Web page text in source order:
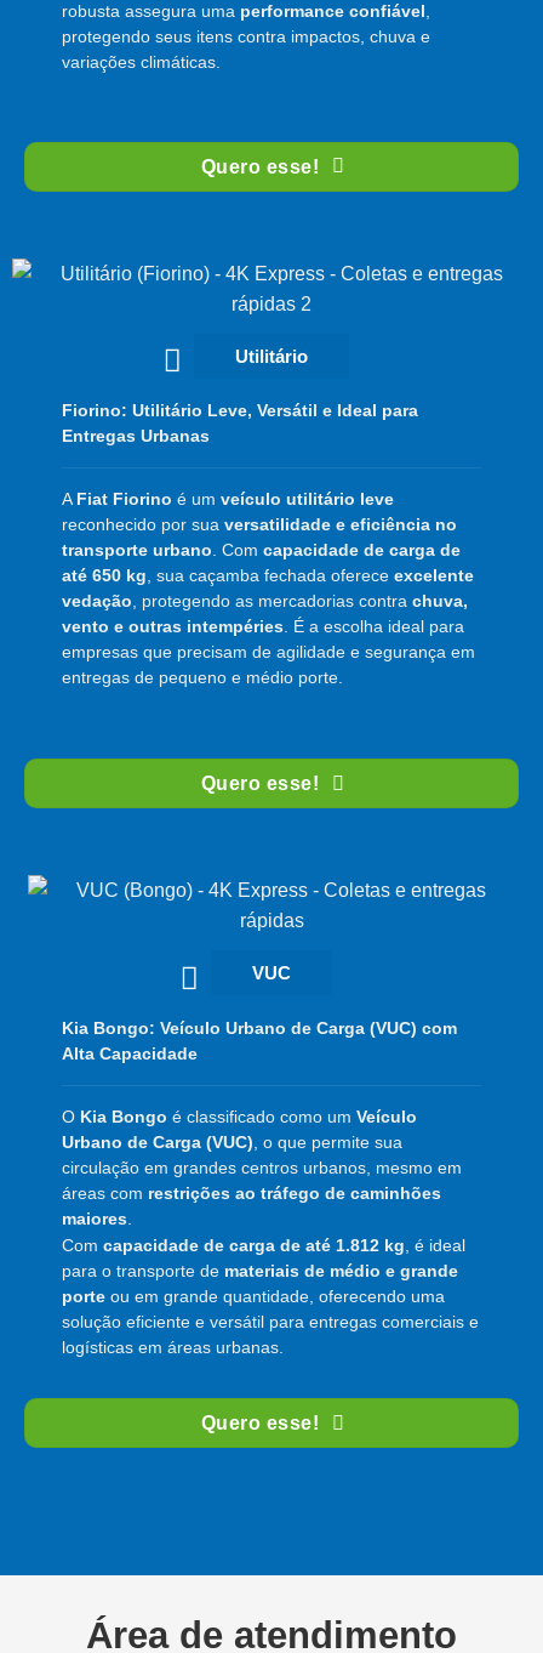
robusta assegura uma performance confiável
protegendo seus itens contra impactos, chuva e
variações climáticas.
Quero esse!
Utilitário
Fiorino: Utilitário Leve, Versátil e Ideal para
Entregas Urbanas
A Fiat Fiorino é umveículo utilitário leve
reconhecido por suaversatilidade e eficiência no
transporte urbano. Comcapacidade de carga de
até 650 kg, sua caçamba fechada ofereceexcelente
vedação, protegendo as mercadorias contrachuva,
vento e outras intempéries. É a escolha ideal para
empresas que precisam de agilidade e segurança em
entregas de pequeno e médio porte.
Quero esse!
VUC
Kia Bongo: Veículo Urbano de Carga (VUC) com
Alta Capacidade
O Kia Bongo é classificado como umVeículo
Urbano de Carga (VUC) , o que permite sua
circulação em grandes centros urbanos, mesmo em
áreas com restrições ao tráfego de caminhões
maiores
Comcapacidade de carga de até 1.812 kg, é ideal
para o transporte de materiais de médio e grande
porte ou em grande quantidade, oferecendo uma
solução eficiente e versátil para entregas comerciais e
logísticas em áreas urbanas.
Quero esse!
Área de atendimento